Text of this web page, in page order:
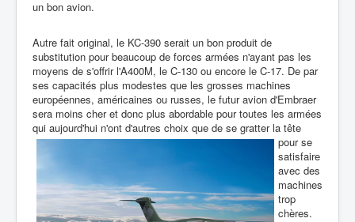
un bon avion.
Autre fait original, le KC-390 serait un bon produit de
substitution pour beaucoup de forces armées n'ayant pas les
moyens de s'offrir l'A400M, le C-130 ou encore le C-17. De par
ses capacités plus modestes que les grosses machines
européennes, américaines ou russes, le futur avion d'Embraer
sera moins cher et donc plus abordable pour toutes les armées
qui aujourd'hui n'ont d'autres choix que de se gratter la tête
pour se
satisfaire
avec des
machines
trop
chères.